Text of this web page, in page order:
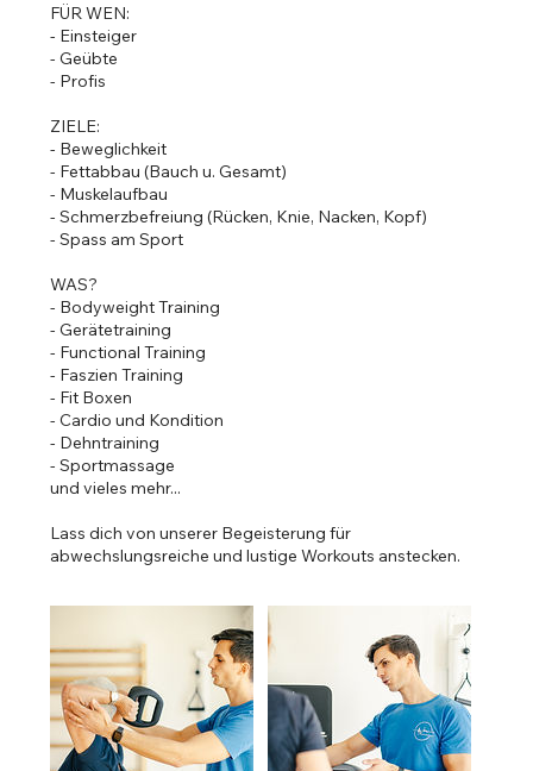
FÜR WEN:
- Einsteiger
- Geübte
- Profis
ZIELE:
- Beweglichkeit
- Fettabbau (Bauch u. Gesamt)
- Muskelaufbau
- Schmerzbefreiung (Rücken, Knie, Nacken, Kopf)
- Spass am Sport
WAS?
- Bodyweight Training
- Gerätetraining
- Functional Training
- Faszien Training
- Fit Boxen
- Cardio und Kondition
- Dehntraining
- Sportmassage
und vieles mehr...
Lass dich von unserer Begeisterung für
abwechslungsreiche und lustige Workouts anstecken.